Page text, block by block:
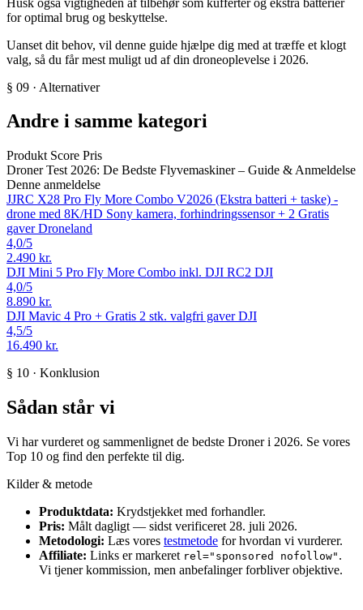
for optimal brug og beskyttelse.
Uanset dit behov, vil denne guide hjælpe dig med at træffe et klogt
valg, så du får mest muligt ud af din droneoplevelse i 2026.
§ 09 · Alternativer
Andre i samme kategori
Produkt Score Pris
Droner Test 2026: De Bedste Flyvemaskiner – Guide & Anmeldelse
Denne anmeldelse
JJRC X28 Pro Fly More Combo V2026 (Ekstra batteri + taske) -
drone med 8K/HD Sony kamera, forhindringssensor + 2 Gratis
gaver Droneland
4,0/5
2.490 kr.
DJI Mini 5 Pro Fly More Combo inkl. DJI RC2 DJI
4,0/5
8.890 kr.
DJI Mavic 4 Pro + Gratis 2 stk. valgfri gaver DJI
4,5/5
16.490 kr.
§ 10 · Konklusion
Sådan står vi
Vi har vurderet og sammenlignet de bedste Droner i 2026. Se vores
Top 10 og find den perfekte til dig.
Kilder & metode
Produktdata: Krydstjekket med forhandler.
Pris: Målt dagligt — sidst verificeret 28. juli 2026.
Metodologi: Læs vores testmetode for hvordan vi vurderer.
Affiliate: Links er markeret rel="sponsored nofollow" .
Vi tjener kommission, men anbefalinger forbliver objektive.